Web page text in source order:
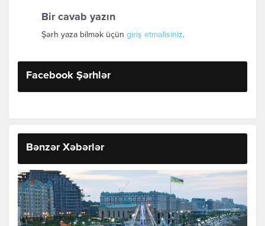
Bir cavab yazın
Şərh yaza bilmək üçün giriş etməlisiniz.
Facebook Şərhlər
Bənzər Xəbərlər